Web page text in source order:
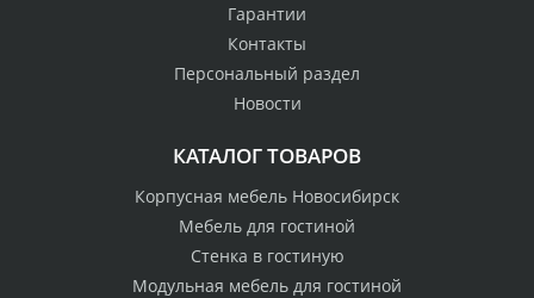
Гарантии
Контакты
Персональный раздел
Новости
КАТАЛОГ ТОВАРОВ
Корпусная мебель Новосибирск
Мебель для гостиной
Стенка в гостиную
Модульная мебель для гостиной